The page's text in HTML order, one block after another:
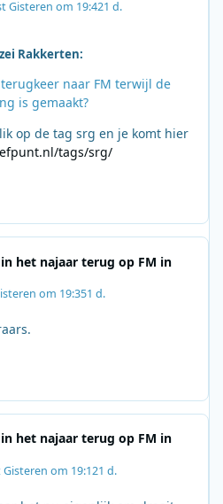
Gisteren om 19:421 d.
Rakkerten:
naar FM terwijl de
is gemaakt?
op de tag srg en je komt hier
tags/srg/
in het najaar terug op FM in
om 19:351 d.
in het najaar terug op FM in
Gisteren om 19:121 d.